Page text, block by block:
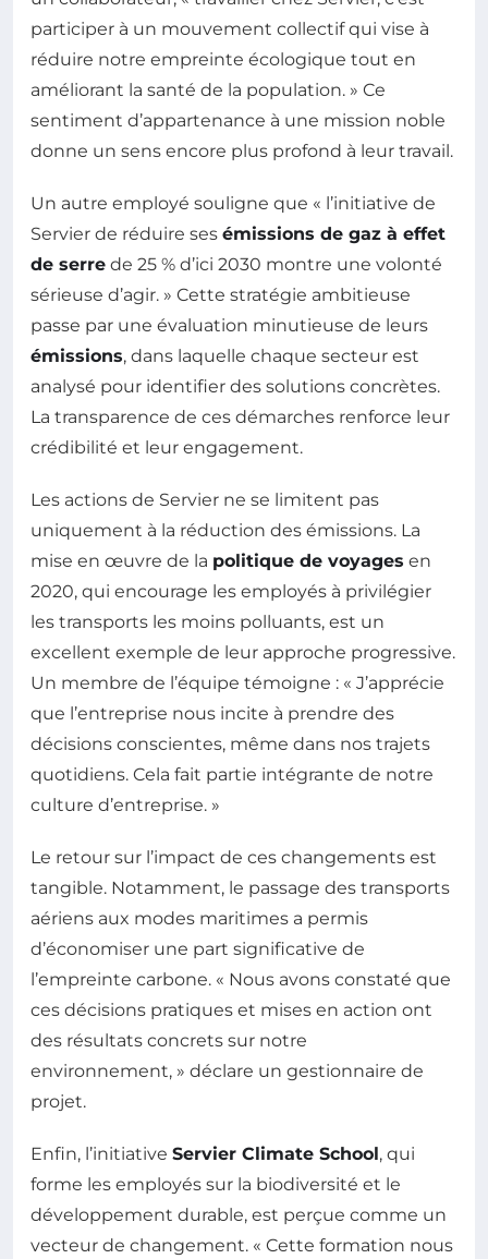
participer à un mouvement collectif qui vise à
réduire notre empreinte écologique tout en
améliorant la santé de la population. » Ce
sentiment d’appartenance à une mission noble
donne un sens encore plus profond à leur travail.
Un autre employé souligne que « l’initiative de
Servier de réduire ses émissions de gaz à effet
de serre de 25 % d’ici 2030 montre une volonté
sérieuse d’agir. » Cette stratégie ambitieuse
passe par une évaluation minutieuse de leurs
émissions, dans laquelle chaque secteur est
analysé pour identifier des solutions concrètes.
La transparence de ces démarches renforce leur
crédibilité et leur engagement.
Les actions de Servier ne se limitent pas
uniquement à la réduction des émissions. La
mise en œuvre de la politique de voyages en
2020, qui encourage les employés à privilégier
les transports les moins polluants, est un
excellent exemple de leur approche progressive.
Un membre de l’équipe témoigne : « J’apprécie
que l’entreprise nous incite à prendre des
décisions conscientes, même dans nos trajets
quotidiens. Cela fait partie intégrante de notre
culture d’entreprise. »
Le retour sur l’impact de ces changements est
tangible. Notamment, le passage des transports
aériens aux modes maritimes a permis
d’économiser une part significative de
l’empreinte carbone. « Nous avons constaté que
ces décisions pratiques et mises en action ont
des résultats concrets sur notre
environnement, » déclare un gestionnaire de
projet.
Enfin, l’initiative Servier Climate School, qui
forme les employés sur la biodiversité et le
développement durable, est perçue comme un
vecteur de changement. « Cette formation nous